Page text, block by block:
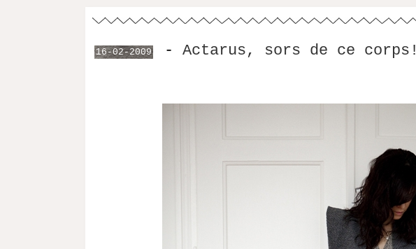
16-02-2009 - Actarus, sors de ce corps!